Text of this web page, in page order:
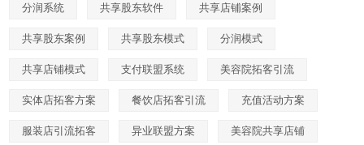
分润系统 共享股东软件 共享店铺案例
共享股东案例 共享股东模式 分润模式
共享店铺模式 支付联盟系统 美容院拓客引流
实体店拓客方案 餐饮店拓客引流 充值活动方案
服装店引流拓客 异业联盟方案 美容院共享店铺